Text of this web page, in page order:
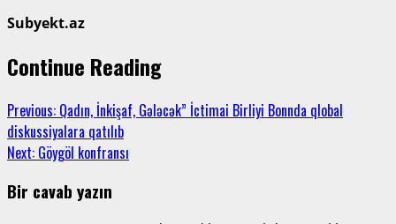
Subyekt.az
Continue Reading
Previous: Qadın, İnkişaf, Gələcək” İctimai Birliyi Bonnda qlobal
diskussiyalara qatılıb
Next: Göygöl konfransı
Bir cavab yazın